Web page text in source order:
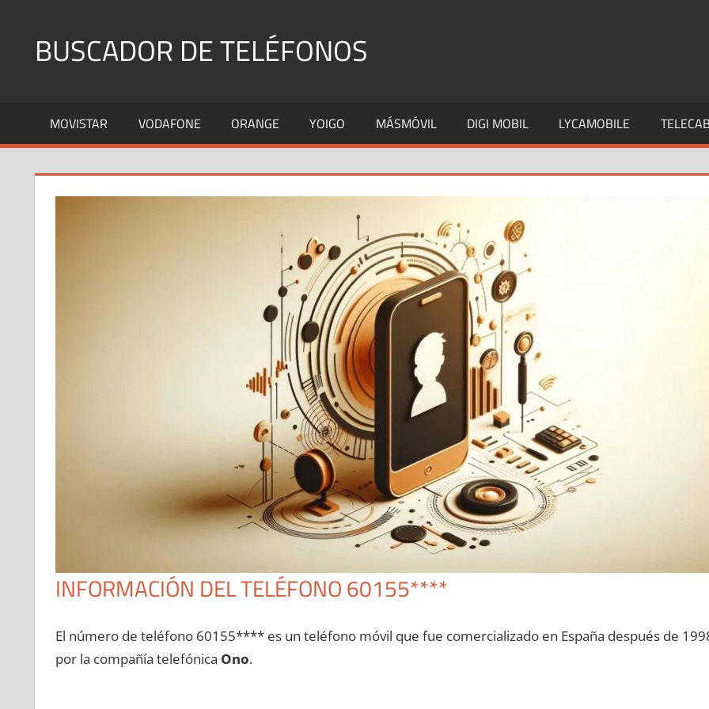
contenidoBUSCADOR DE TELÉFONOS
Fijos
y
MOVISTAR VODAFONE ORANGE YOIGO MÁSMÓVIL DIGI MOBIL LYCAMOBILE
INFORMACIÓN DEL TELÉFONO 60155****
El número dе teléfono 60155**** es un teléfono móvil quе fue comercializado en España después dе
pοr la compañía telefónica Ono.